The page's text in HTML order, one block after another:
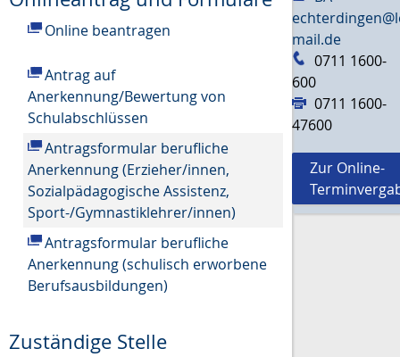
Online beantragen
Antrag auf
Anerkennung/Bewertung von
Schulabschlüssen
Antragsformular berufliche
Anerkennung (Erzieher/innen,
Sozialpädagogische Assistenz,
Sport-/Gymnastiklehrer/innen)
Antragsformular berufliche
Anerkennung (schulisch erworbene
Berufsausbildungen)
Zuständige Stelle
mail.de
0711 1600-
600
0711 1600-
47600
Zur Online-